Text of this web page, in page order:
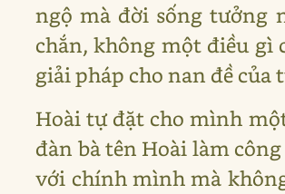
ngộ mà đời sống tưởng
chắn, không một điều gì
giải pháp cho nan đề của
Hoài tự đặt cho mình
đàn bà tên Hoài làm
với chính mình mà